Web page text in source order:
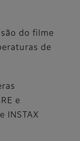
do filme
de
e
INSTAX